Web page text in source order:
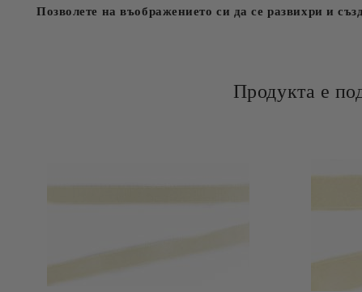
Позволете на въображението си да се развихри и
Продукта е